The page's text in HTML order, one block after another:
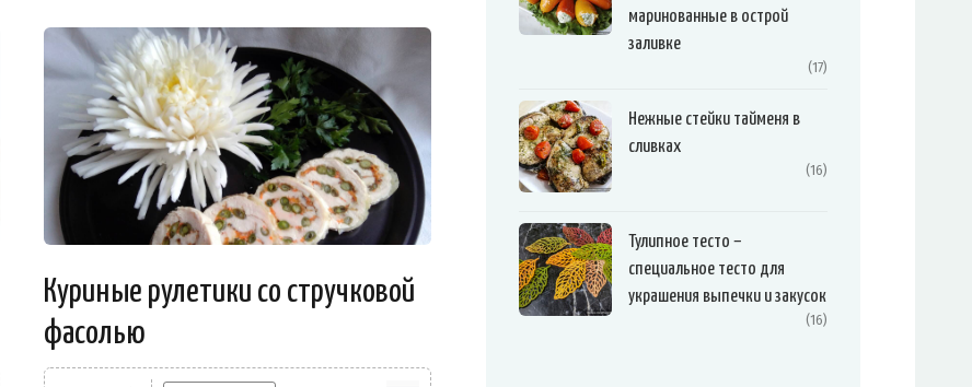
Куриные рулетики со стручковой
фасолью
маринованные в острой
заливке
(17)
Нежные стейки тайменя в
сливках
(16)
Тулипное тесто –
специальное тесто для
украшения выпечки и закусок
(16)